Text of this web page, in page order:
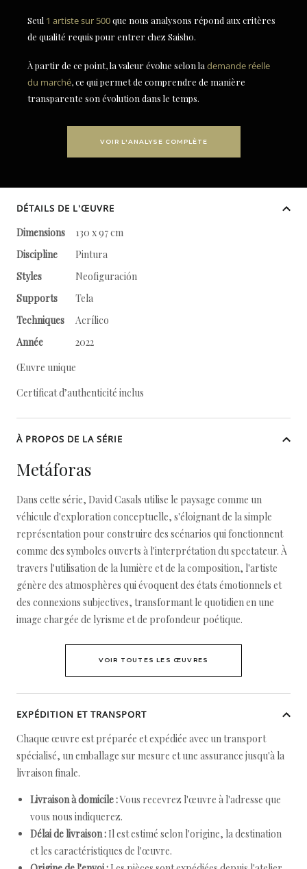
Seul 1 artiste sur 500que nous analysons répond aux critères
de qualité requis pour entrer chez Saisho.
À partir de ce point, la valeur évolue selon la demande réelle
du marché, ce qui permet de comprendre de manière
transparente son évolution dans le temps.
VOIR L'ANALYSE COMPLÈTE
DÉTAILS DE L'ŒUVRE
Dimensions
130 x 97 cm
Discipline
Pintura
Styles
Neofiguración
Supports
Tela
Techniques
Acrílico
Année
2022
Œuvre unique
Certificat d’authenticité inclus
À PROPOS DE LA SÉRIE
Metáforas
Dans cette série, David Casals utilise le paysage comme un
véhicule d'exploration conceptuelle, s'éloignant de la simple
représentation pour construire des scénarios qui fonctionnent
comme des symboles ouverts à l'interprétation du spectateur. À
travers l'utilisation de la lumière et de la composition, l'artiste
génère des atmosphères qui évoquent des états émotionnels et
des connexions subjectives, transformant le quotidien en une
image chargée de lyrisme et de profondeur poétique.
VOIR TOUTES LES ŒUVRES
EXPÉDITION ET TRANSPORT
Chaque œuvre est préparée et expédiée avec un transport
spécialisé, un emballage sur mesure et une assurance jusqu'à la
livraison finale.
Livraison à domicile :Vous recevrez l'œuvre à l'adresse que
vous nous indiquerez.
Délai de livraison : Il est estimé selon l'origine, la destination
et les caractéristiques de l'œuvre.